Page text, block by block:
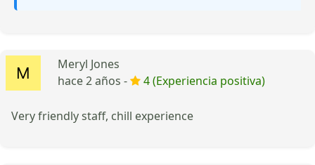
Meryl Jones
hace 2 años -
4 (Experiencia positiva)
Very friendly staff, chill experience